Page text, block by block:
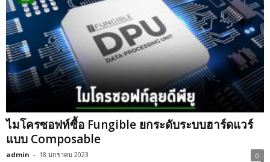
ไมโครซอฟท์ซื้อ Fungible ยกระดับระบบฮาร์ดแวร์
แบบ Composable
admin - 18 มกราคม 2023 0